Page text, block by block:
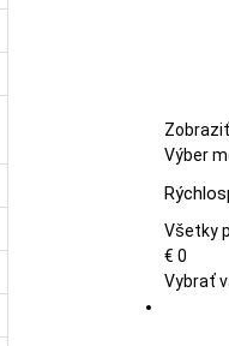
Výber
Všetky
€ 0
Vybrať